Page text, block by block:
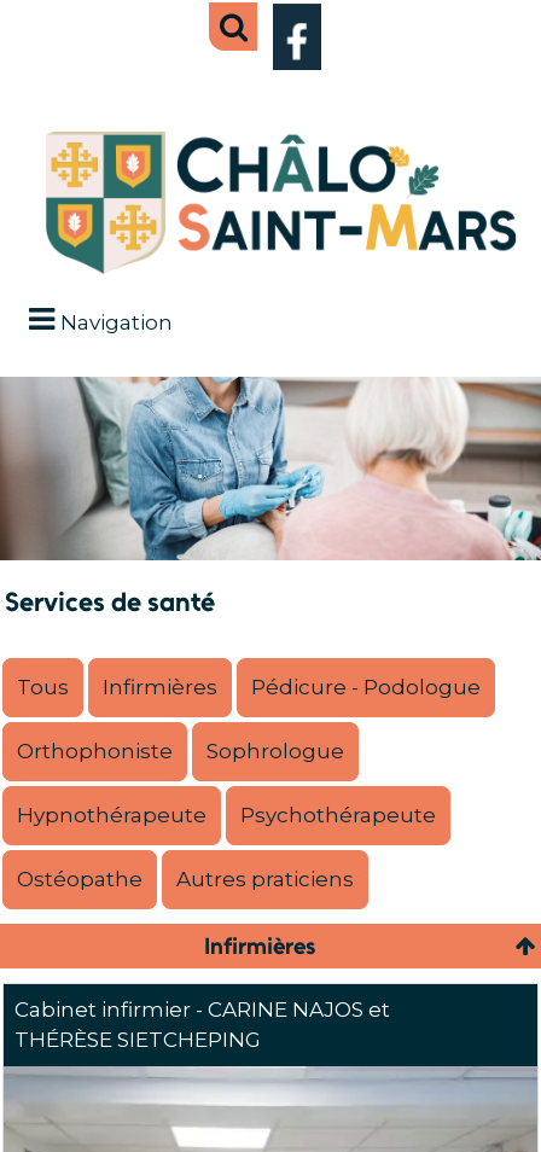
Navigation
Services de santé
Tous Infirmières Pédicure - Podologue
Orthophoniste Sophrologue
Hypnothérapeute Psychothérapeute
Ostéopathe Autres praticiens
Infirmières
Cabinet infirmier - CARINE NAJOS et
THÉRÈSE SIETCHEPING